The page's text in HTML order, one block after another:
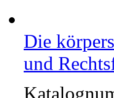
BWL -
Kategorie